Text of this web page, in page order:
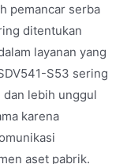
pemancar serba
ditentukan
layanan yang
S53 sering
lebih unggul
karena
aset pabrik.